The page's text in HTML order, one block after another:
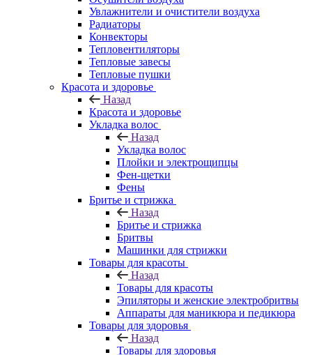
Увлажнители и очистители воздуха
Радиаторы
Конвекторы
Тепловентиляторы
Тепловые завесы
Тепловые пушки
Красота и здоровье
Назад
Красота и здоровье
Укладка волос
Назад
Укладка волос
Плойки и электрощипцы
Фен-щетки
Фены
Бритье и стрижка
Назад
Бритье и стрижка
Бритвы
Машинки для стрижки
Товары для красоты
Назад
Товары для красоты
Эпиляторы и женские электробритвы
Аппараты для маникюра и педикюра
Товары для здоровья
Назад
Товары для здоровья